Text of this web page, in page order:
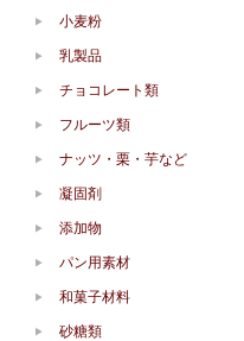
小麦粉
乳製品
チョコレート類
フルーツ類
ナッツ・栗・芋など
凝固剤
添加物
パン用素材
和菓子材料
砂糖類